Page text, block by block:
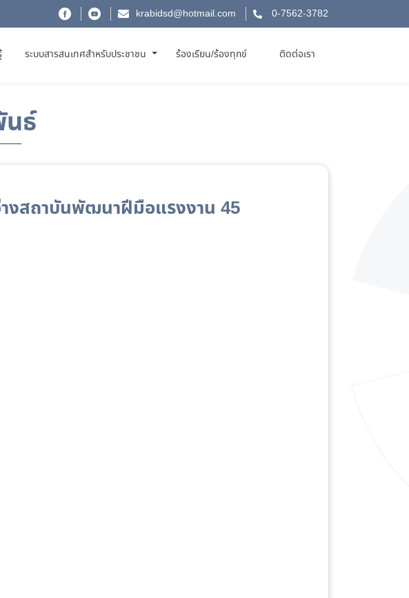
krabidsd@hotmail.com 0-7562-3782
ระบบสารสนเทศสำหรับประชาชน ร้องเรียน/ร้องทุกข์ ติดต่อเรา
นธ์
งสถาบันพัฒนาฝีมือแรงงาน 45